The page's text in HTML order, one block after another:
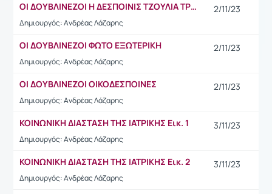
ΟΙ ΔΟΥΒΛΙΝΕΖΟΙ Η ΔΕΣΠΟΙΝΙΣ ΤΖΟΥΛΙΑ ΤΡΑΓΟΥΔΑ
Δημιουργός: Ανδρέας Λάζαρης
2/11/23
ΟΙ ΔΟΥΒΛΙΝΕΖΟΙ ΦΩΤΟ ΕΞΩΤΕΡΙΚΗ
Δημιουργός: Ανδρέας Λάζαρης
2/11/23
ΟΙ ΔΟΥΒΛΙΝΕΖΟΙ ΟΙΚΟΔΕΣΠΟΙΝΕΣ
Δημιουργός: Ανδρέας Λάζαρης
2/11/23
ΚΟΙΝΩΝΙΚΗ ΔΙΑΣΤΑΣΗ ΤΗΣ ΙΑΤΡΙΚΗΣ Εικ. 1
Δημιουργός: Ανδρέας Λάζαρης
3/11/23
ΚΟΙΝΩΝΙΚΗ ΔΙΑΣΤΑΣΗ ΤΗΣ ΙΑΤΡΙΚΗΣ Εικ. 2
Δημιουργός: Ανδρέας Λάζαρης
3/11/23